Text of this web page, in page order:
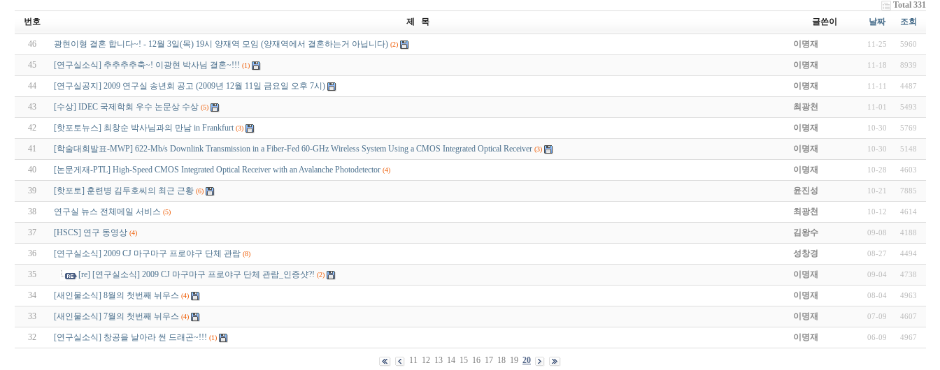
Total 331
번호
제 목 글쓴이 날짜 조회
46 광현이형 결혼 합니다~! - 12월 3일(목) 19시 양재역 모임 (양재역에서 결혼하는거 아닙니다) (2) 이명재 11-25 5960
45 [연구실소식] 추추추추축~! 이광현 박사님 결혼~!!! (1) 이명재 11-18 8939
44 [연구실공지] 2009 연구실 송년회 공고 (2009년 12월 11일 금요일 오후 7시) 이명재 11-11 4487
43 [수상] IDEC 국제학회 우수 논문상 수상 (5) 최광천 11-01 5493
42 [핫포토뉴스] 최창순 박사님과의 만남 in Frankfurt (3) 이명재 10-30 5769
41 [학술대회발표-MWP] 622-Mb/s Downlink Transmission in a Fiber-Fed 60-GHz Wireless System Using a CMOS Integrated Optical Receiver (3) 이명재 10-30 5148
40 [논문게재-PTL] High-Speed CMOS Integrated Optical Receiver with an Avalanche Photodetector (4) 이명재 10-28 4603
39 [핫포토] 훈련병 김두호씨의 최근 근황 (6) 윤진성 10-21 7885
38 연구실 뉴스 전체메일 서비스 (5) 최광천 10-12 4614
37 [HSCS] 연구 동영상 (4) 김왕수 09-08 4188
36 [연구실소식] 2009 CJ 마구마구 프로야구 단체 관람 (8) 성창경 08-27 4494
35 [re] [연구실소식] 2009 CJ 마구마구 프로야구 단체 관람_인증샷?! (2) 이명재 09-04 4738
34 [새인물소식] 8월의 첫번째 뉘우스 (4) 이명재 08-04 4963
33 [새인물소식] 7월의 첫번째 뉘우스 (4) 이명재 07-09 4607
32 [연구실소식] 창공을 날아라 썬 드래곤~!!! (1) 이명재 06-09 4967
11 12 13 14 15 16 17 18 19 20